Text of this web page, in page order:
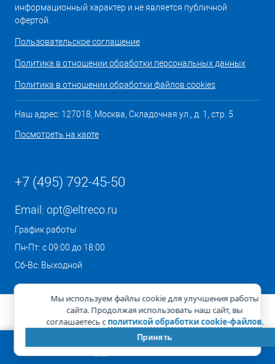
информационный характер и не является публичной
офертой.
Пользовательское соглашение
Политика в отношении обработки персональных данных
Политика в отношении обработки файлов cookies
Наш адрес: 127018, Москва, Складочная ул., д. 1, стр. 5
Посмотреть на карте
+7 (495) 792-45-50
Email: opt@eltreco.ru
График работы
Пн-Пт: с 09:00 до 18:00
Сб-Вс: Выходной
КОРЗИНА 0
Мы используем файлы cookie для улучшения работы
сайта. Продолжая использовать наш сайт, вы
соглашаетесь сполитикой обработки cookie-файлов.
Принять